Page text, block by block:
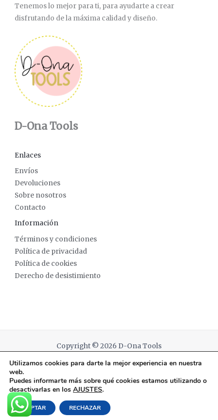
Tenemos lo mejor para ti, para ayudarte a crear
disfrutando de la máxima calidad y diseño.
D-Ona Tools
Enlaces
Envíos
Devoluciones
Sobre nosotros
Contacto
Información
Términos y condiciones
Política de privacidad
Política de cookies
Derecho de desistimiento
Copyright © 2026 D-Ona Tools
Powered by D-Ona Tools
Utilizamos cookies para darte la mejor experiencia en nuestra
web.
Puedes informarte más sobre qué cookies estamos utilizando o
desactivarlas en los AJUSTES.
ACEPTAR RECHAZAR
English(Inglés